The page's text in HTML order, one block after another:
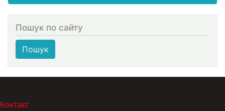
Пошук по сайту
Пошук
МЕНЮ В ПОДВАЛЕ
Контакт